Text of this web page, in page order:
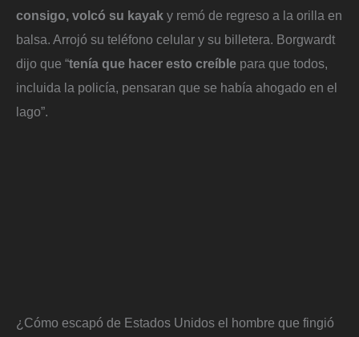
consigo, volcó su kayak y remó de regreso a la orilla en
balsa. Arrojó su teléfono celular y su billetera. Borgwardt
dijo que “tenía que hacer esto creíble para que todos,
incluida la policía, pensaran que se había ahogado en el
lago”.
¿Cómo escapó de Estados Unidos el hombre que fingió